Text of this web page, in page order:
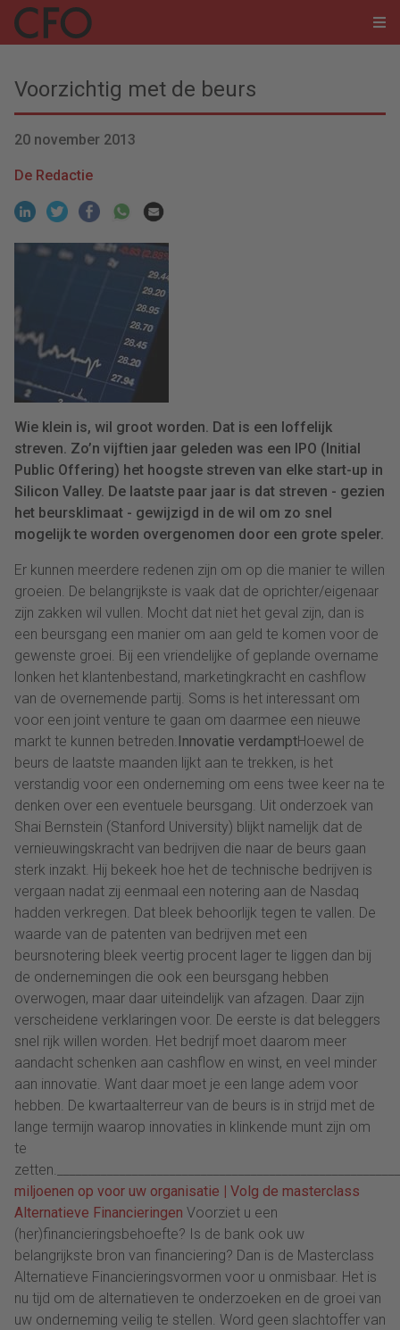
Voorzichtig met de beurs
20 november 2013
De Redactie
Wie klein is, wil groot worden. Dat is een loffelijk
streven. Zo’n vijftien jaar geleden was een IPO (Initial
Public Offering) het hoogste streven van elke start-up in
Silicon Valley. De laatste paar jaar is dat streven - gezien
het beursklimaat - gewijzigd in de wil om zo snel
mogelijk te worden overgenomen door een grote speler.
Er kunnen meerdere redenen zijn om op die manier te willen
groeien. De belangrijkste is vaak dat de oprichter/eigenaar
zijn zakken wil vullen. Mocht dat niet het geval zijn, dan is
een beursgang een manier om aan geld te komen voor de
gewenste groei. Bij een vriendelijke of geplande overname
lonken het klantenbestand, marketingkracht en cashflow
van de overnemende partij. Soms is het interessant om
voor een joint venture te gaan om daarmee een nieuwe
markt te kunnen betreden. Innovatie verdamptHoewel de
beurs de laatste maanden lijkt aan te trekken, is het
verstandig voor een onderneming om eens twee keer na te
denken over een eventuele beursgang. Uit onderzoek van
Shai Bernstein (Stanford University) blijkt namelijk dat de
vernieuwingskracht van bedrijven die naar de beurs gaan
sterk inzakt. Hij bekeek hoe het de technische bedrijven is
vergaan nadat zij eenmaal een notering aan de Nasdaq
hadden verkregen. Dat bleek behoorlijk tegen te vallen. De
waarde van de patenten van bedrijven met een
beursnotering bleek veertig procent lager te liggen dan bij
de ondernemingen die ook een beursgang hebben
overwogen, maar daar uiteindelijk van afzagen. Daar zijn
verscheidene verklaringen voor. De eerste is dat beleggers
snel rijk willen worden. Het bedrijf moet daarom meer
aandacht schenken aan cashflow en winst, en veel minder
aan innovatie. Want daar moet je een lange adem voor
hebben. De kwartaalterreur van de beurs is in strijd met de
lange termijn waarop innovaties in klinkende munt zijn om
te
miljoenen op voor uw organisatie
Volg de masterclass
Alternatieve Financieringen Voorziet u een
(her)financieringsbehoefte? Is de bank ook uw
belangrijkste bron van financiering? Dan is de Masterclass
Alternatieve Financieringsvormen voor u onmisbaar. Het is
nu tijd om de alternatieven te onderzoeken en de groei van
uw onderneming veilig te stellen. Word geen slachtoffer van